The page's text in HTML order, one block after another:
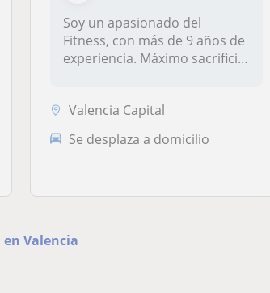
Soy un apasionado del
Fitness, con más de 9 años de
experiencia. Máximo sacrificio
Valencia Capital
Se desplaza a domicilio
Valencia